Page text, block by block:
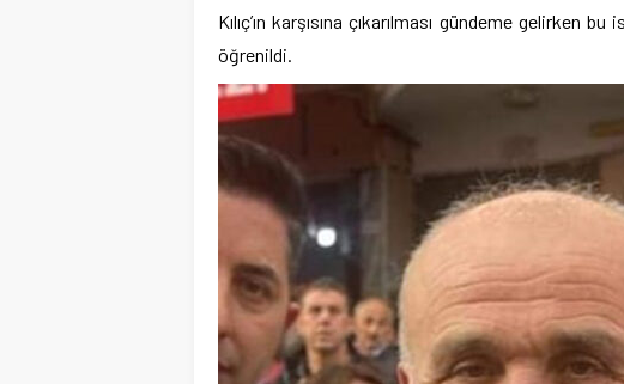
Kılıç’ın karşısına çıkarılması gündeme gelirken
öğrenildi.